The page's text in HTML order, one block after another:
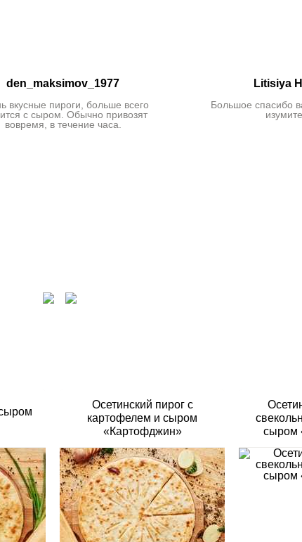
den_maksimov_1977
вкусные пироги, больше всего
с сыром. Обычно привозят
вовремя, в течение часа.
Litisiya
Большое спасибо
Осетинский пирог с
картофелем и сыром
«Картофджин»
сыром